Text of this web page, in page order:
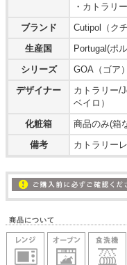
・カトラリ
ブランド
Cutipol（ク
生産国
Portugal(ポ
シリーズ
GOA（ゴア）
デザイナー
カトラリー/
ベイロ）
化粧箱
商品のみ(箱
備考
カトラリー
商品について